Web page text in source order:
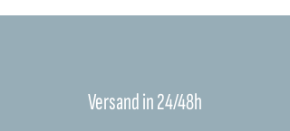
Versand in 24/48h